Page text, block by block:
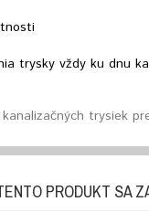
trysky vždy ku dnu
trysiek
PRODUKT SA